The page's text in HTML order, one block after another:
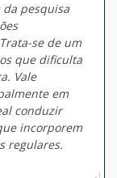
da pesquisa
se de um
que dificulta
Vale
em
conduzir
incorporem
regulares.